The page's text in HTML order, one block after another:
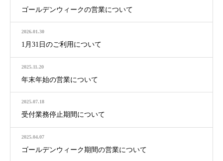
ゴールデンウィークの営業について
2026.01.30
1月31日のご利用について
2025.11.20
年末年始の営業について
2025.07.18
受付業務停止期間について
2025.04.07
ゴールデンウィーク期間の営業について